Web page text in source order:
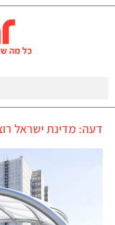
דעה: מדינת ישראל